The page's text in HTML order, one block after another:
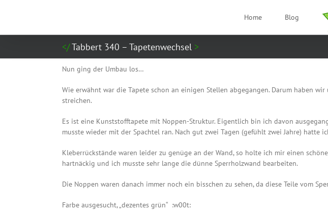
Home Blog
Tabbert 340 – Tapetenwechsel
Nun ging der Umbau los…
Wie erwähnt war die Tapete schon an einigen Stellen abgegangen. Darum haben
streichen.
Es ist eine Kunststofftapete mit Noppen-Struktur. Eigentlich bin ich davon
musste wieder mit der Spachtel ran. Nach gut zwei Tagen (gefühlt zwei Jahre) hatte
Kleberrückstände waren leider zu genüge an der Wand, so holte ich mir einen
hartnäckig und ich musste sehr lange die dünne Sperrholzwand bearbeiten.
Die Noppen waren danach immer noch ein bisschen zu sehen, da diese Teile vom
Farbe ausgesucht, „dezentes grün“ :w00t: